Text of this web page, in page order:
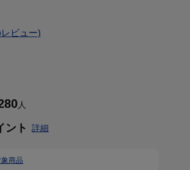
ビュー)
人
ント 詳細
商品